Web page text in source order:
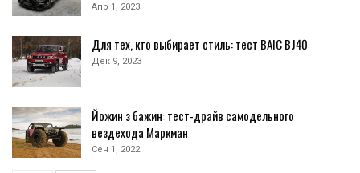
Апр 1, 2023
Для тех, кто выбирает стиль: тест BAIC BJ40
Дек 9, 2023
Йожин з бажин: тест-драйв самодельного
вездехода Маркман
Сен 1, 2022